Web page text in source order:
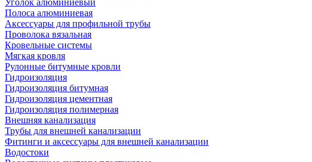
Уголок алюминиевый
Полоса алюминиевая
Аксессуары для профильной трубы
Проволока вязальная
Кровельные системы
Мягкая кровля
Рулонные битумные кровли
Гидроизоляция
Гидроизоляция битумная
Гидроизоляция цементная
Гидроизоляция полимерная
Внешняя канализация
Трубы для внешней канализации
Фитинги и аксессуары для внешней канализации
Водостоки